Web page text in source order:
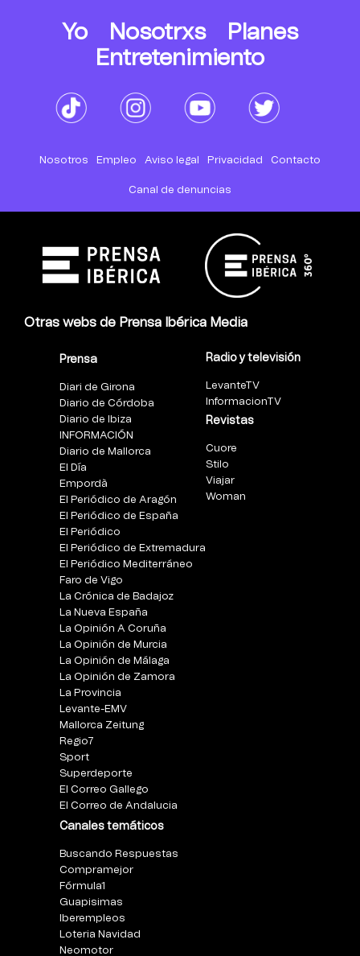
Yo Nosotrxs
Planes
Entretenimiento
Nosotros Empleo Aviso legal Privacidad Contacto
Canal de denuncias
Otras webs de Prensa Ibérica Media
Prensa
Diari de Girona
Diario de Córdoba
Diario de Ibiza
INFORMACIÓN
Diario de Mallorca
El Día
Empordà
El Periódico de Aragón
El Periódico de España
El Periódico
El Periódico de Extremadura
El Periódico Mediterráneo
Faro de Vigo
La Crónica de Badajoz
La Nueva España
La Opinión A Coruña
La Opinión de Murcia
La Opinión de Málaga
La Opinión de Zamora
La Provincia
Levante-EMV
Mallorca Zeitung
Regio7
Sport
Superdeporte
El Correo Gallego
El Correo de Andalucia
Canales temáticos
Buscando Respuestas
Compramejor
Fórmula1
Guapisimas
Iberempleos
Loteria Navidad
Neomotor
Radio y televisión
LevanteTV
InformacionTV
Revistas
Cuore
Stilo
Viajar
Woman